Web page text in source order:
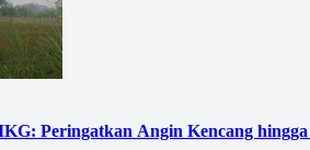
Peringatkan Angin Kencang hingga